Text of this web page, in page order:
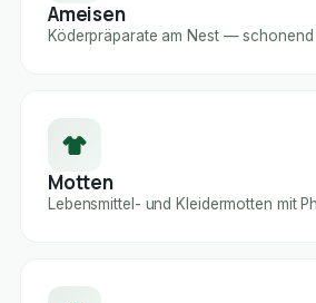
Ameisen
Köderpräparate am Nest — schonend
Motten
Lebensmittel- und Kleidermotten mit